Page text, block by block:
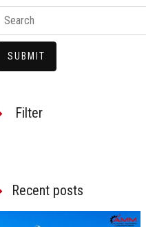
SUBMIT
Filter
Recent posts